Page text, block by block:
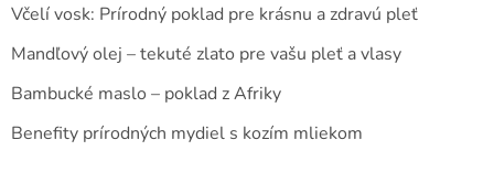
Včelí vosk: Prírodný poklad pre krásnu a zdravú pleť
Mandľový olej – tekuté zlato pre vašu pleť a vlasy
Bambucké maslo – poklad z Afriky
Benefity prírodných mydiel s kozím mliekom